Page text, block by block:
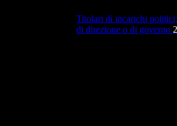
Titolari di incarichi
di direzione o di governo 2